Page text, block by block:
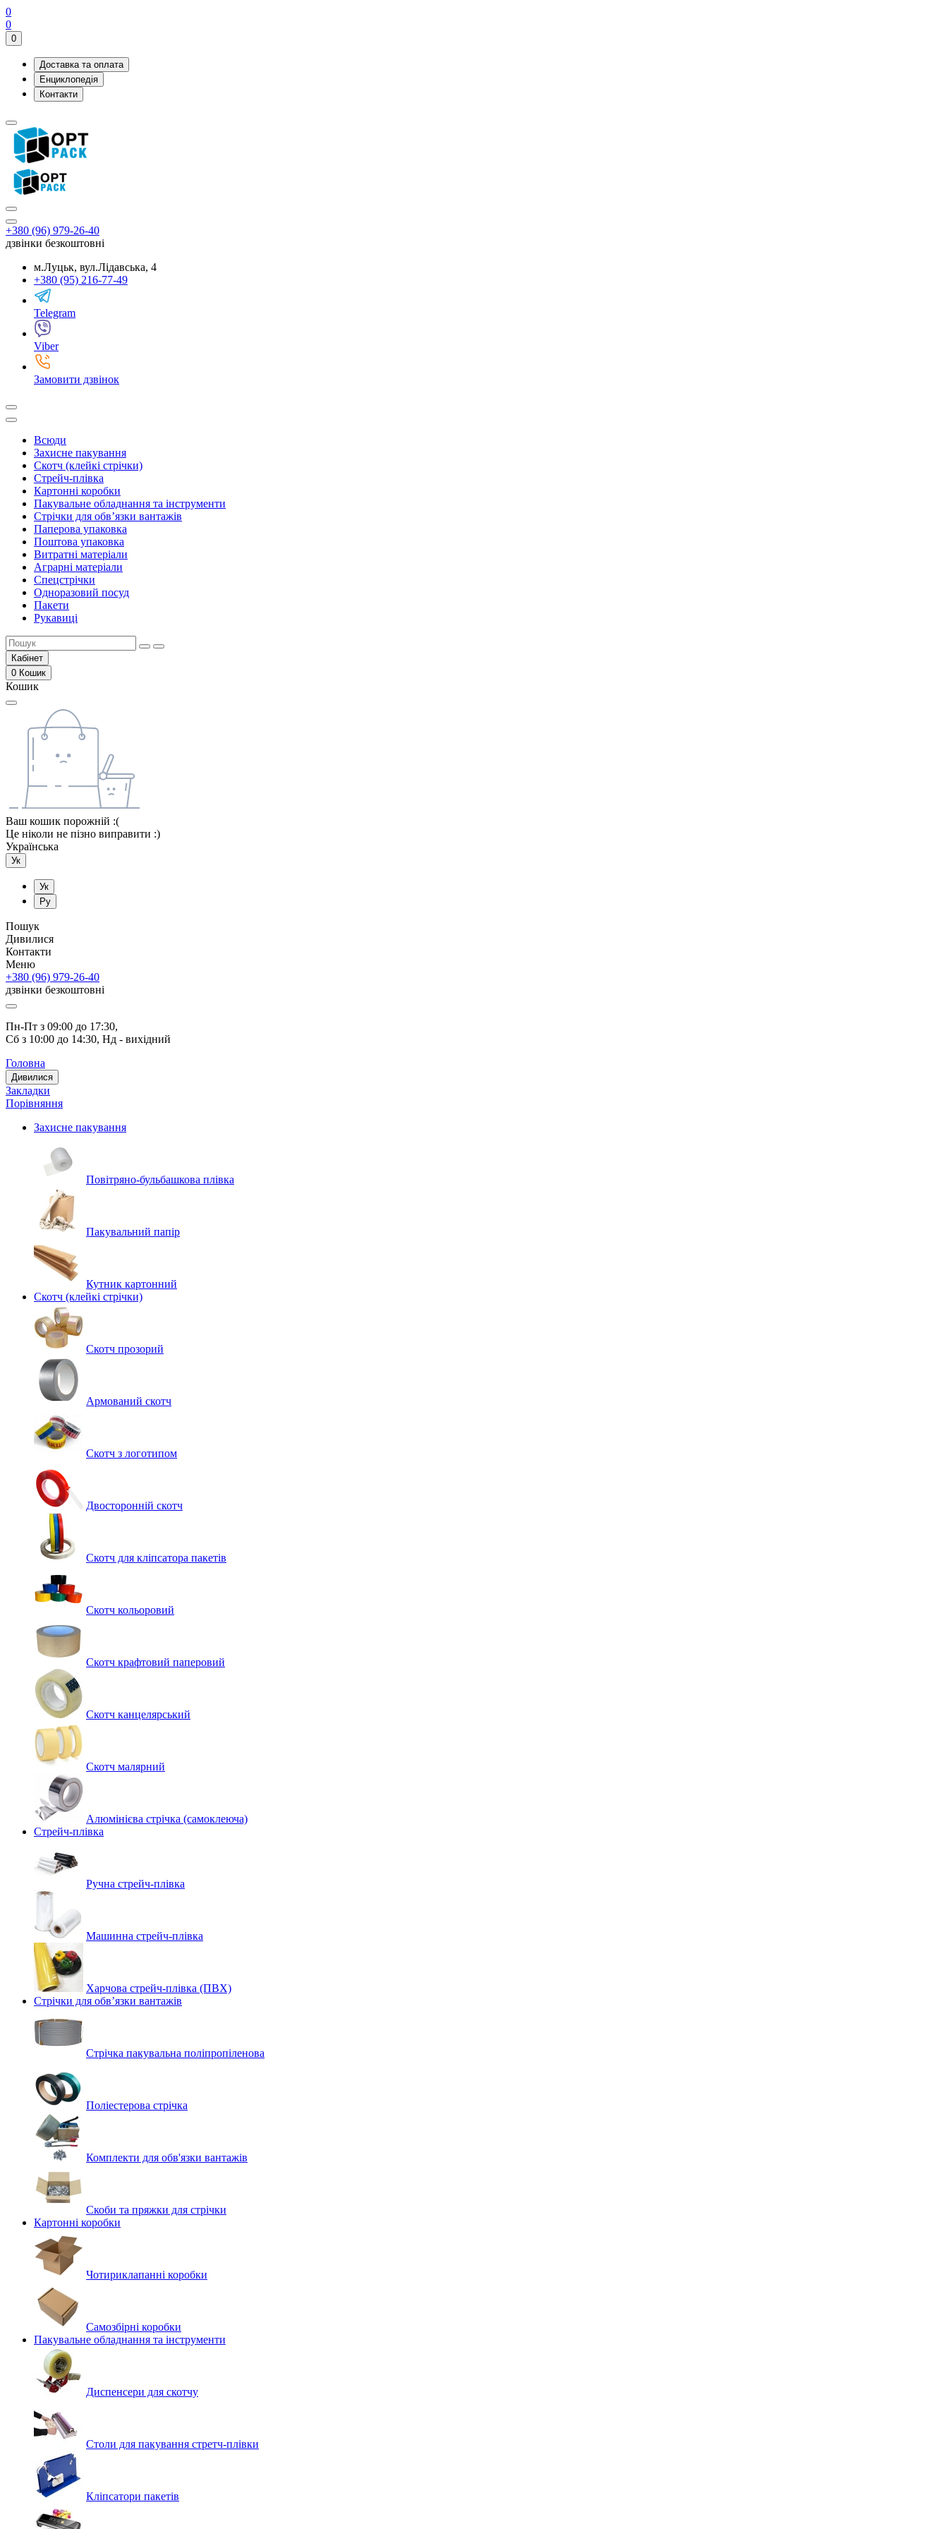
0
0
0
Доставка та оплата
Енциклопедія
Контакти
+380 (96) 979-26-40
дзвінки безкоштовні
м.Луцьк, вул.Лідавська, 4
+380 (95) 216-77-49
Telegram
Viber
Замовити дзвінок
Всюди
Захисне пакування
Скотч (клейкі стрічки)
Стрейч-плівка
Картонні коробки
Пакувальне обладнання та інструменти
Стрічки для обв’язки вантажів
Паперова упаковка
Поштова упаковка
Витратні матеріали
Аграрні матеріали
Спецстрічки
Одноразовий посуд
Пакети
Рукавиці
Кабінет
0 Кошик
Кошик
Ваш кошик порожній :(
Це ніколи не пізно виправити :)
Українська
Ук
Ук
Ру
Пошук
Дивилися
Контакти
Меню
+380 (96) 979-26-40
дзвінки безкоштовні
Пн-Пт з 09:00 до 17:30,
Сб з 10:00 до 14:30, Нд - вихідний
Головна
Дивилися
Закладки
Порівняння
Захисне пакування
Повітряно-бульбашкова плівка
Пакувальний папір
Кутник картонний
Скотч (клейкі стрічки)
Скотч прозорий
Армований скотч
Скотч з логотипом
Двосторонній скотч
Скотч для кліпсатора пакетів
Скотч кольоровий
Скотч крафтовий паперовий
Скотч канцелярський
Скотч малярний
Алюмінієва стрічка (самоклеюча)
Стрейч-плівка
Ручна стрейч-плівка
Машинна стрейч‑плівка
Харчова стрейч-плівка (ПВХ)
Стрічки для обв’язки вантажів
Стрічка пакувальна поліпропіленова
Поліестерова стрічка
Комплекти для обв'язки вантажів
Скоби та пряжки для стрічки
Картонні коробки
Чотириклапанні коробки
Самозбірні коробки
Пакувальне обладнання та інструменти
Диспенсери для скотчу
Столи для пакування стретч-плівки
Кліпсатори пакетів